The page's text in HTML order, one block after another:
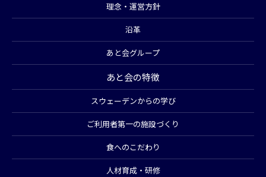
理念・運営方針
沿革
あと会グループ
あと会の特徴
スウェーデンからの学び
ご利用者第一の施設づくり
食へのこだわり
人材育成・研修